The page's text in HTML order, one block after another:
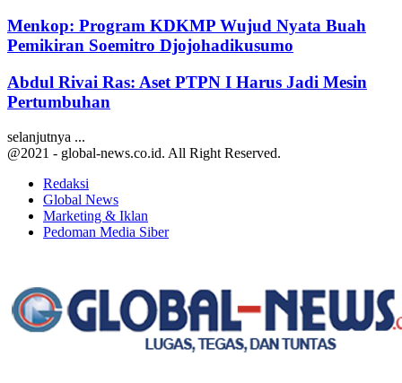
Menkop: Program KDKMP Wujud Nyata Buah
Pemikiran Soemitro Djojohadikusumo
Abdul Rivai Ras: Aset PTPN I Harus Jadi Mesin
Pertumbuhan
selanjutnya ...
@2021 - global-news.co.id. All Right Reserved.
Redaksi
Global News
Marketing & Iklan
Pedoman Media Siber